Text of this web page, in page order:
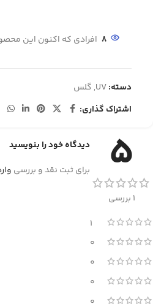
8 افرادی که اکنون این
دسته:UV
, گلس
اشتراک گذاری:
5
1 بررسی
1
0
0
0
دیدگاه خود را بنویسید
برای ثبت نقد و بررسی